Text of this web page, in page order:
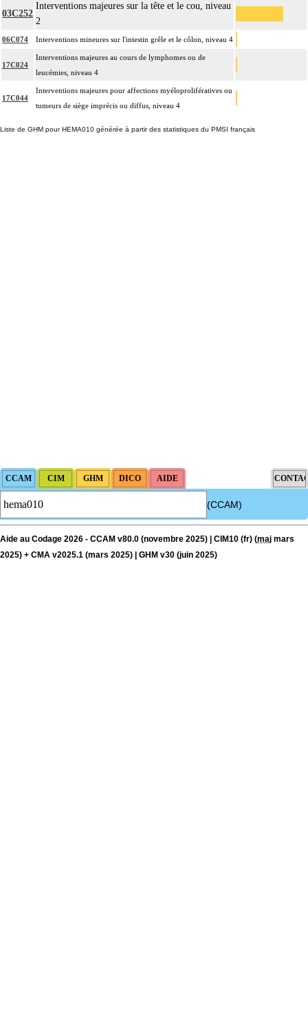
03C252
Interventions majeures sur la tête et le cou, niveau
2
06C074 Interventions mineures sur l'intestin grêle et le côlon, niveau 4
17C024
Interventions majeures au cours de lymphomes ou de
leucémies, niveau 4
17C044
Interventions majeures pour affections myéloprolifératives ou
tumeurs de siège imprécis ou diffus, niveau 4
Liste de GHM pour HEMA010 générée à partir des statistiques du PMSI français
(CCAM)
Aide au Codage 2026 - CCAM v80.0 (novembre 2025) | CIM10 (fr) (maj mars
2025) + CMA v2025.1 (mars 2025) | GHM v30 (juin 2025)